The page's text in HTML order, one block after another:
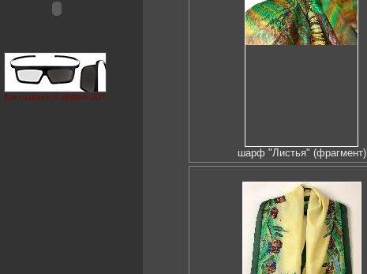
Как создаётся эффект 3D?
шарф "Листья" (фрагмент)